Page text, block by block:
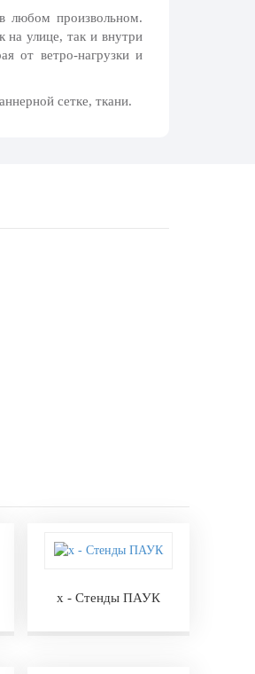
любом произвольном.
на улице, так и внутри
от ветро-нагрузки и
сетке, ткани.
х - Стенды ПАУК